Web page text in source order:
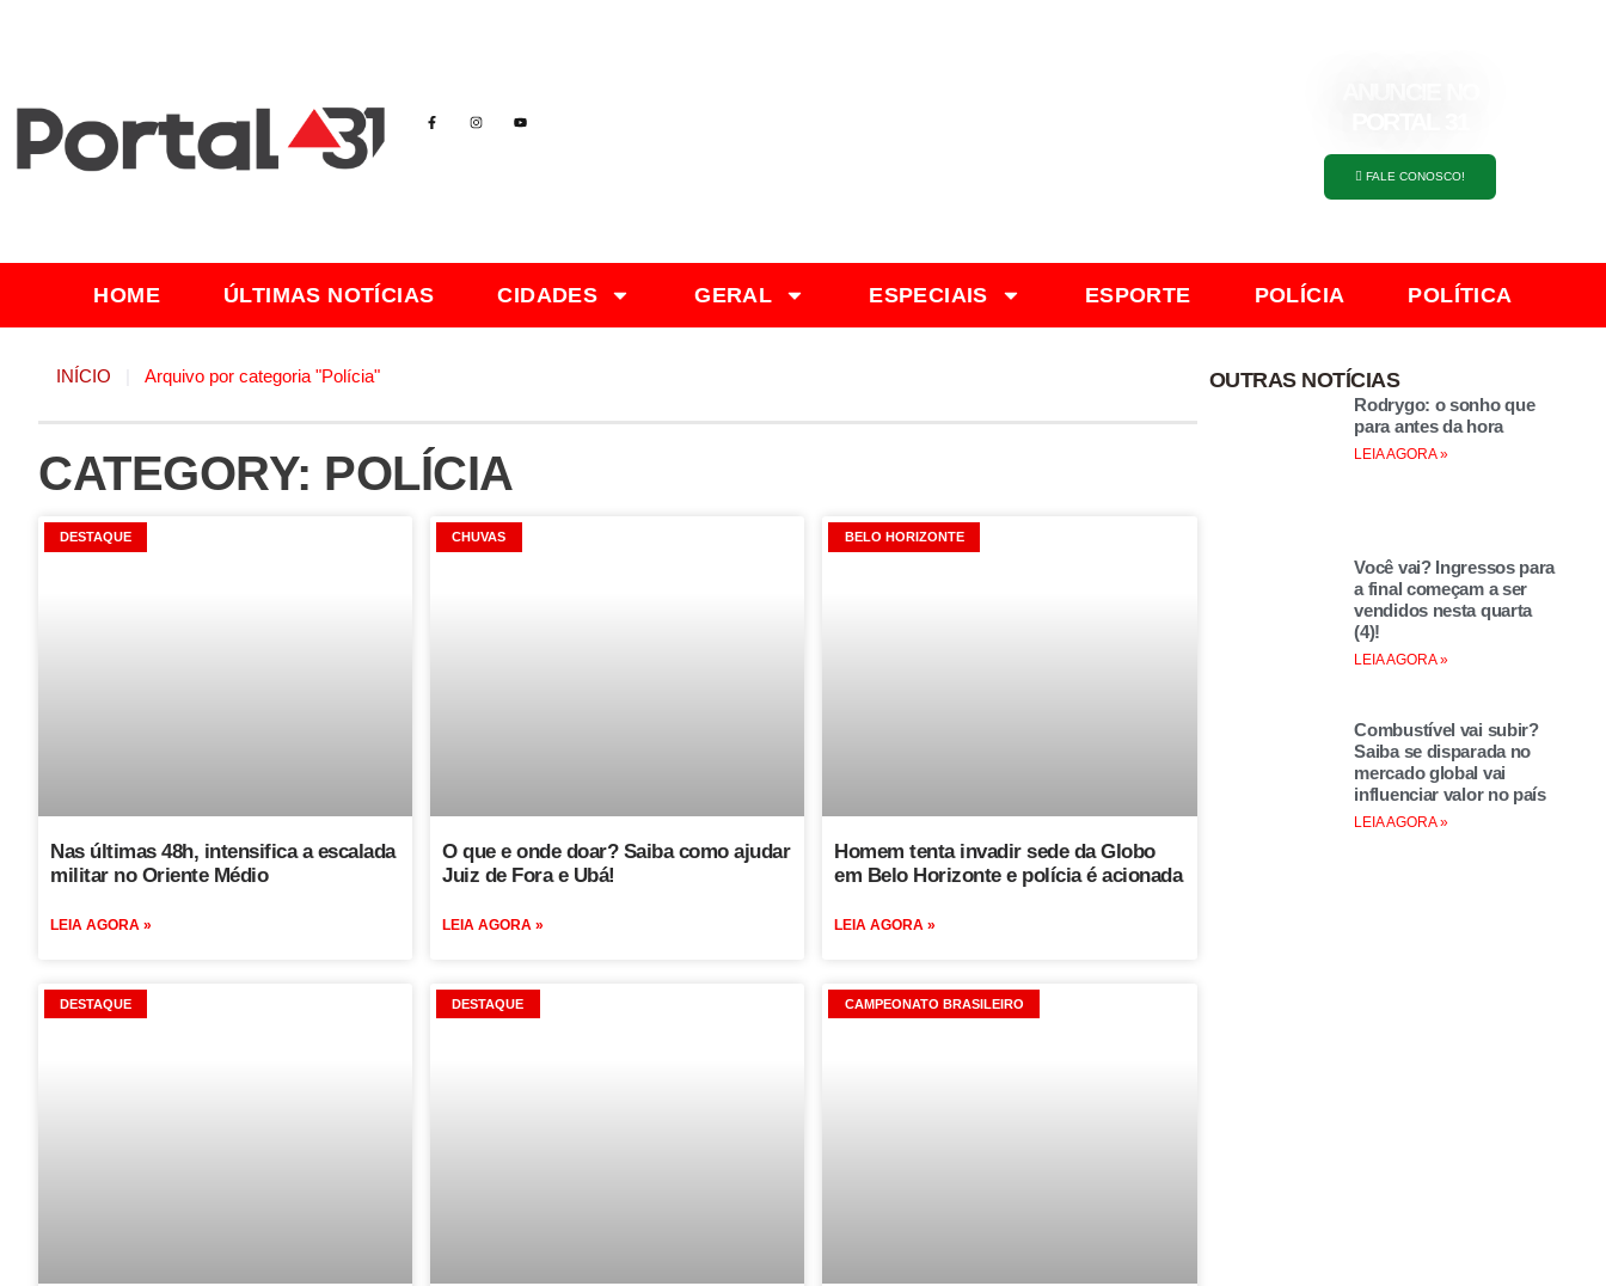
FALE CONOSCO!
HOME ÚLTIMAS NOTÍCIAS CIDADES GERAL ESPECIAIS ESPORTE POLÍCIA POLÍTICA
INÍCIO Arquivo por categoria "Polícia"
CATEGORY: POLÍCIA
DESTAQUE
Nas últimas 48h, intensifica a escalada
militar no Oriente Médio
LEIA AGORA »
CHUVAS
O que e onde doar? Saiba como ajudar
Juiz de Fora e Ubá!
LEIA AGORA »
BELO HORIZONTE
Homem tenta invadir sede da Globo
em Belo Horizonte e polícia é acionada
LEIA AGORA »
DESTAQUE DESTAQUE CAMPEONATO BRASILEIRO
OUTRAS NOTÍCIAS
Rodrygo: o sonho que
para antes da hora
LEIA AGORA »
Você vai? Ingressos para
a final começam a ser
vendidos nesta quarta
(4)!
LEIA AGORA »
Combustível vai subir?
Saiba se disparada no
mercado global vai
influenciar valor no país
LEIA AGORA »